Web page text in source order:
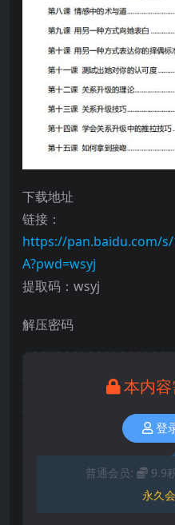
下载地址
链接：
https://pan.baidu.com/s/
A?pwd=wsyj
提取码：wsyj
解压密码
本内
登
普通会员: 9.9
永久